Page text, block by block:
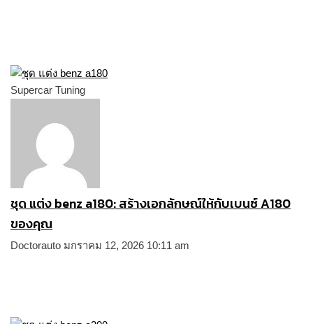
Supercar Tuning
ชุด แต่ง benz a180: สร้างเอกลักษณ์ให้กับเบนซ์ A180
ของคุณ
Doctorauto มกราคม 12, 2026 10:11 am